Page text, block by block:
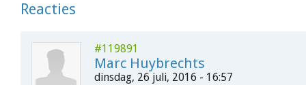
Reacties
#119891
Marc Huybrechts
dinsdag, 26 juli, 2016 - 16:57